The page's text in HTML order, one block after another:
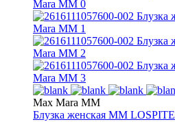
Max Mara MM
Блузка женская MM LOSPITE